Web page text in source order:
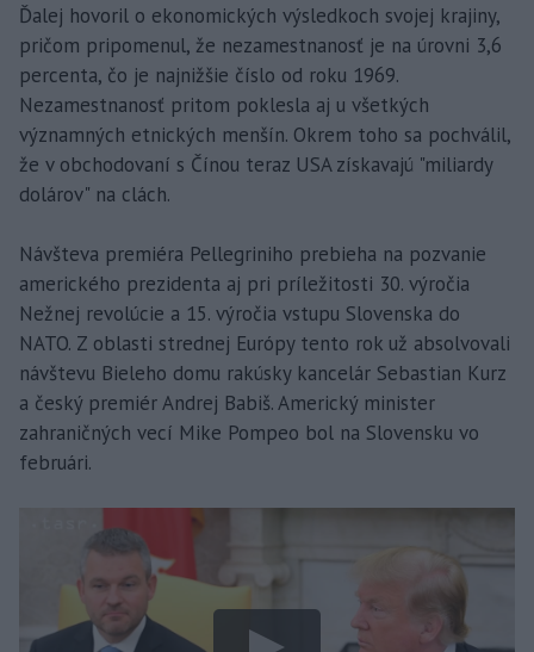
Ďalej hovoril o ekonomických výsledkoch svojej krajiny,
pričom pripomenul, že nezamestnanosť je na úrovni 3,6
percenta, čo je najnižšie číslo od roku 1969.
Nezamestnanosť pritom poklesla aj u všetkých
významných etnických menšín. Okrem toho sa pochválil,
že v obchodovaní s Čínou teraz USA získavajú "miliardy
dolárov" na clách.
Návšteva premiéra Pellegriniho prebieha na pozvanie
amerického prezidenta aj pri príležitosti 30. výročia
Nežnej revolúcie a 15. výročia vstupu Slovenska do
NATO. Z oblasti strednej Európy tento rok už absolvovali
návštevu Bieleho domu rakúsky kancelár Sebastian Kurz
a český premiér Andrej Babiš. Americký minister
zahraničných vecí Mike Pompeo bol na Slovensku vo
februári.